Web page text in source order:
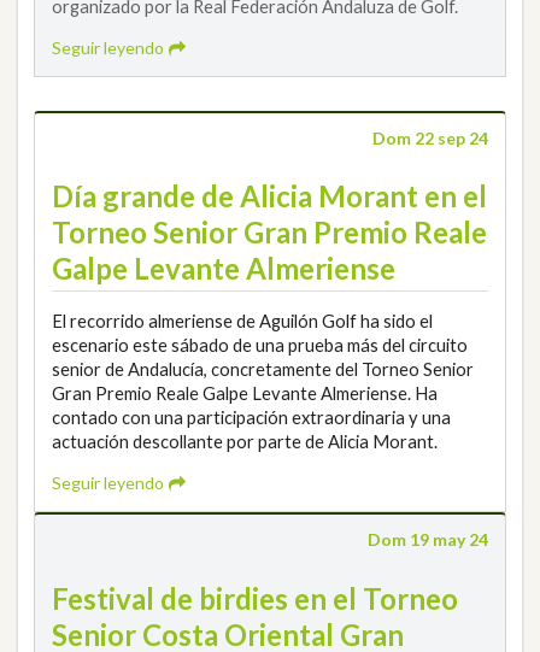
organizado por la Real Federación Andaluza de Golf.
Seguir leyendo
Dom 22 sep 24
Día grande de Alicia Morant en el
Torneo Senior Gran Premio Reale
Galpe Levante Almeriense
El recorrido almeriense de Aguilón Golf ha sido el
escenario este sábado de una prueba más del circuito
senior de Andalucía, concretamente del Torneo Senior
Gran Premio Reale Galpe Levante Almeriense. Ha
contado con una participación extraordinaria y una
actuación descollante por parte de Alicia Morant.
Seguir leyendo
Dom 19 may 24
Festival de birdies en el Torneo
Senior Costa Oriental Gran